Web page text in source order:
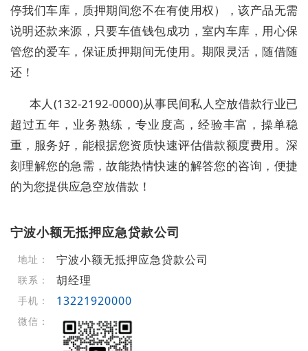
停我们车库，质押期间您不在有使用权），该产品无需
说明还款来源，只要车值钱包成功，室内车库，用心保
管您的爱车，保证质押期间无使用。期限灵活，随借随
还！
本人(132-2192-0000)从事民间私人空放借款行业已
超过五年，业务熟练，专业度高，经验丰富，操单稳
重，服务好，能根据您资质快速评估借款额度费用。深
刻理解您的急需，故能热情快速的解答您的咨询，便捷
的为您提供应急空放借款！
宁波小额无抵押应急贷款公司
地址： 宁波小额无抵押应急贷款公司
联系： 胡经理
手机： 13221920000
微信：